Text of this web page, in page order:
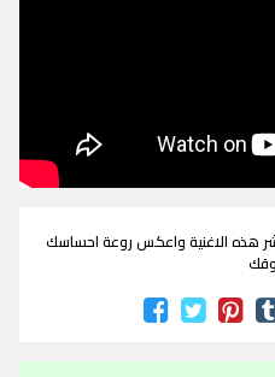
هذه الاغنية واعكس روعة احساسك